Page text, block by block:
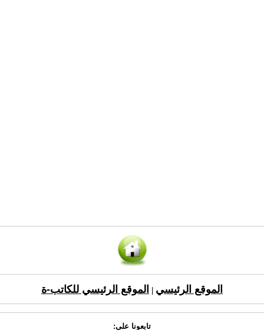
الموقع الرئيسي الموقع الرئيسي للكاتب-ة
تابعونا على: